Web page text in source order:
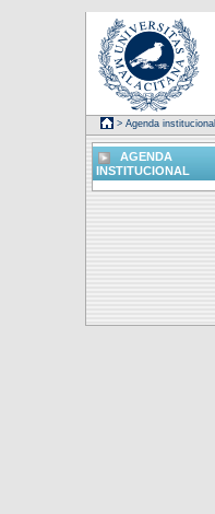
> Agenda institucional
AGENDA
INSTITUCIONAL